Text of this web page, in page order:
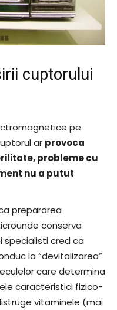
cuptorului
pe
ar provoca
probleme cu
nu a putut
prepararea
conserva
cred ca
la “devitalizarea”
care determina
caracteristici fizico-
vitaminele (mai